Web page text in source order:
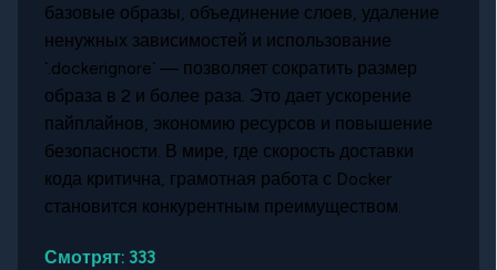
базовые образы, объединение слоев, удаление
ненужных зависимостей и использование
`.dockerignore` — позволяет сократить размер
образа в 2 и более раза. Это дает ускорение
пайплайнов, экономию ресурсов и повышение
безопасности. В мире, где скорость доставки
кода критична, грамотная работа с Docker
становится конкурентным преимуществом.
Смотрят: 333